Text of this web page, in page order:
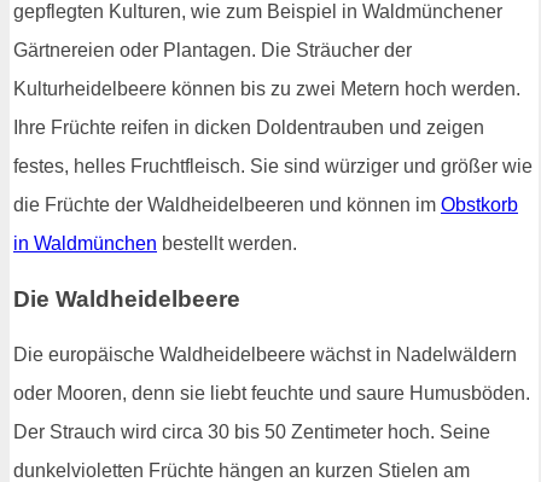
gepflegten Kulturen, wie zum Beispiel in Waldmünchener
Gärtnereien oder Plantagen. Die Sträucher der
Kulturheidelbeere können bis zu zwei Metern hoch werden.
Ihre Früchte reifen in dicken Doldentrauben und zeigen
festes, helles Fruchtfleisch. Sie sind würziger und größer wie
die Früchte der Waldheidelbeeren und können im Obstkorb
in Waldmünchen bestellt werden.
Die Waldheidelbeere
Die europäische Waldheidelbeere wächst in Nadelwäldern
oder Mooren, denn sie liebt feuchte und saure Humusböden.
Der Strauch wird circa 30 bis 50 Zentimeter hoch. Seine
dunkelvioletten Früchte hängen an kurzen Stielen am